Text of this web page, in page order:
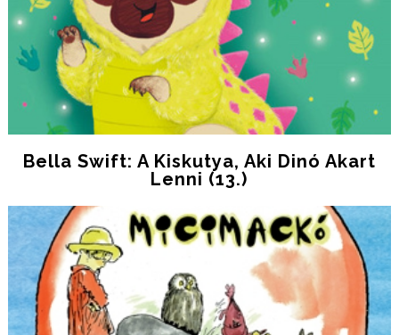
Bella Swift: A ​kiskutya, Aki Dinó Akart
Lenni (13.)